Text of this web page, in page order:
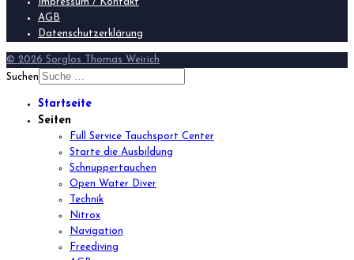
AGB
Datenschutzerklärung
© 2026 Sorglos Thomas Weirich
Suchen
Startseite
Seiten
Full Service Tauchsport Center
Starte die Ausbildung
Schnuppertauchen
Open Water Diver
Technik
Nitrox
Navigation
Freediving